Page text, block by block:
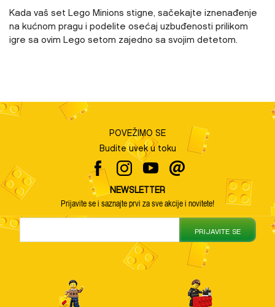
Kada vaš set Lego Minions stigne, sačekajte iznenađenje
na kućnom pragu i podelite osećaj uzbuđenosti prilikom
igre sa ovim Lego setom zajedno sa svojim detetom.
POVEŽIMO SE
Budite uvek u toku
NEWSLETTER
Prijavite se i saznajte prvi za sve akcije i novitete!
PRIJAVITE SE